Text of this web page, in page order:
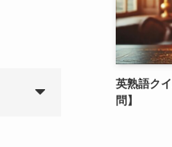
英熟語ク
問】